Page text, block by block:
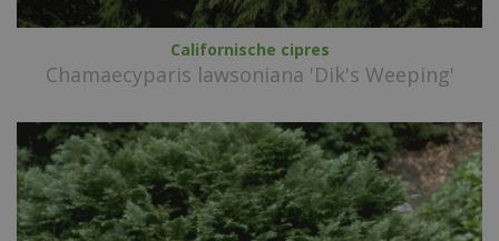
Californische cipres
Chamaecyparis lawsoniana 'Dik's Weeping'